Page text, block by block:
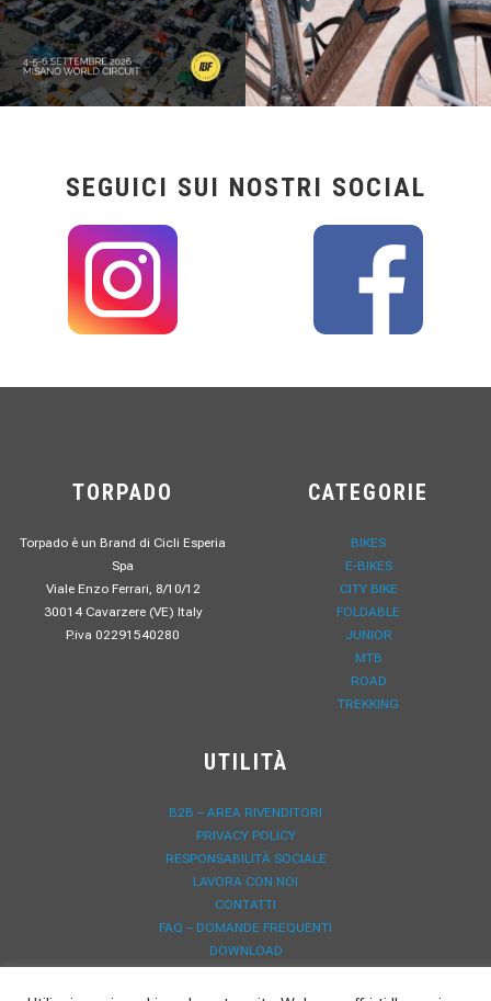
SEGUICI SUI NOSTRI SOCIAL
TORPADO
Torpado è un Brand di Cicli Esperia
Spa
Viale Enzo Ferrari, 8/10/12
30014 Cavarzere (VE) Italy
P.iva 02291540280
CATEGORIE
BIKES
E-BIKES
CITY BIKE
FOLDABLE
JUNIOR
MTB
ROAD
TREKKING
UTILITÀ
B2B – AREA RIVENDITORI
PRIVACY POLICY
RESPONSABILITÀ SOCIALE
LAVORA CON NOI
CONTATTI
FAQ – DOMANDE FREQUENTI
DOWNLOAD
REGISTRAZIONE GARANZIA